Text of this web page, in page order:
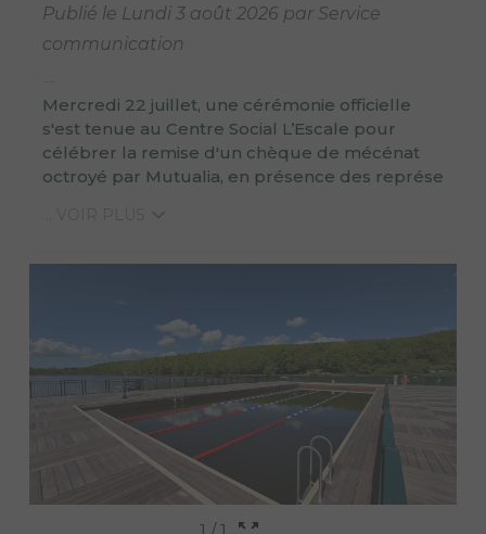
Publié le Lundi 3 août 2026 par Service
communication
Mercredi 22 juillet, une cérémonie officielle
s'est tenue au Centre Social L’Escale pour
célébrer la remise d'un chèque de mécénat
octroyé par Mutualia, en présence des représe